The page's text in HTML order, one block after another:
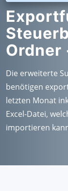
Ordner
Die erweiterte
benötigen
letzten Monat
Excel-Datei,
importieren